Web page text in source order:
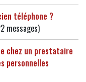
téléphone ?
messages)
chez un prestataire
personnelles